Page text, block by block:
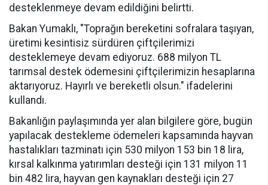
desteklenmeye devam edildiğini belirtti.
Bakan Yumaklı, "Toprağın bereketini sofralara taşıyan,
üretimi kesintisiz sürdüren çiftçilerimizi
desteklemeye devam ediyoruz. 688 milyon TL
tarımsal destek ödemesini çiftçilerimizin hesaplarına
aktarıyoruz. Hayırlı ve bereketli olsun." ifadelerini
kullandı.
Bakanlığın paylaşımında yer alan bilgilere göre, bugün
yapılacak destekleme ödemeleri kapsamında hayvan
hastalıkları tazminatı için 530 milyon 153 bin 18 lira,
kırsal kalkınma yatırımları desteği için 131 milyon 11
bin 482 lira, hayvan gen kaynakları desteği için 27